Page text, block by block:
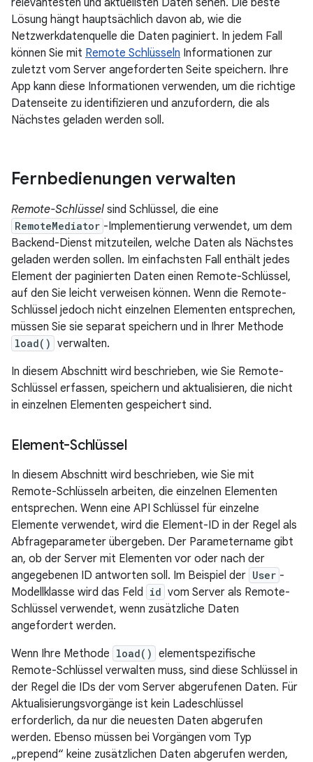
Lösung hängt hauptsächlich davon ab, wie die
Netzwerkdatenquelle die Daten paginiert. In jedem Fall
können Sie mit Remote Schlüsseln Informationen zur
zuletzt vom Server angeforderten Seite speichern. Ihre
App kann diese Informationen verwenden, um die richtige
Datenseite zu identifizieren und anzufordern, die als
Nächstes geladen werden soll.
Fernbedienungen verwalten
Remote-Schlüssel sind Schlüssel, die eine
RemoteMediator -Implementierung verwendet, um dem
Backend-Dienst mitzuteilen, welche Daten als Nächstes
geladen werden sollen. Im einfachsten Fall enthält jedes
Element der paginierten Daten einen Remote-Schlüssel,
auf den Sie leicht verweisen können. Wenn die Remote-
Schlüssel jedoch nicht einzelnen Elementen entsprechen,
müssen Sie sie separat speichern und in Ihrer Methode
load() verwalten.
In diesem Abschnitt wird beschrieben, wie Sie Remote-
Schlüssel erfassen, speichern und aktualisieren, die nicht
in einzelnen Elementen gespeichert sind.
Element-Schlüssel
In diesem Abschnitt wird beschrieben, wie Sie mit
Remote-Schlüsseln arbeiten, die einzelnen Elementen
entsprechen. Wenn eine API Schlüssel für einzelne
Elemente verwendet, wird die Element-ID in der Regel als
Abfrageparameter übergeben. Der Parametername gibt
an, ob der Server mit Elementen vor oder nach der
angegebenen ID antworten soll. Im Beispiel der User -
Modellklasse wird das Feld
id vom Server als Remote-
Schlüssel verwendet, wenn zusätzliche Daten
angefordert werden.
Wenn Ihre Methode load() elementspezifische
Remote-Schlüssel verwalten muss, sind diese Schlüssel in
der Regel die IDs der vom Server abgerufenen Daten. Für
Aktualisierungsvorgänge ist kein Ladeschlüssel
erforderlich, da nur die neuesten Daten abgerufen
werden. Ebenso müssen bei Vorgängen vom Typ
„prepend“ keine zusätzlichen Daten abgerufen werden,